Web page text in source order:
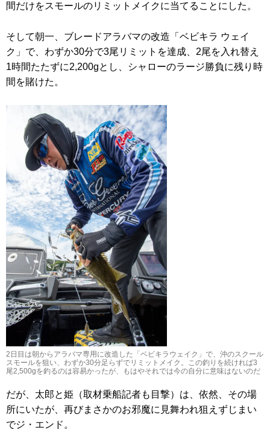
間だけをスモールのリミットメイクに当てることにした。
そして朝一、ブレードアラバマの改造「ベビキラ ウェイ
ク」で、わずか30分で3尾リミットを達成、2尾を入れ替え
1時間たたずに2,200gとし、シャローのラージ勝負に残り時
間を賭けた。
2日目は朝からアラバマ専用に改造した「ベビキラウェイク」で、沖のスクール
スモールを狙い、わずか30分足らずでリミットメイク。この釣りを続ければ3
尾2,500gを釣るのは容易かったが、もはやそれでは今の自分に意味はないのだ
だが、太郎と姫（取材乗船記者も目撃）は、依然、その場
所にいたが、再びまさかのお邪魔に見舞われ狙えずじまい
でジ・エンド。